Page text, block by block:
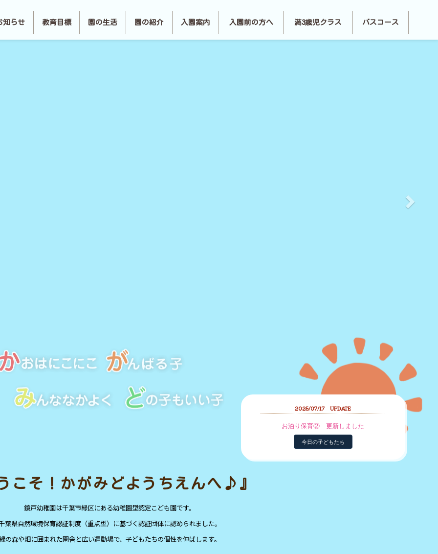
知らせ 教育目標 園の生活 園の紹介 入園案内 入園前の方へ 満3歳児クラス バスコース
2025/07/17 UPDATE
お泊り保育② 更新しました
今日の子どもたち
こそ！かがみどようちえんへ♪』
鏡戸幼稚園は千葉市緑区にある幼稚園型認定こども園です。
葉県自然環境保育認証制度（重点型）に基づく認証団体に認められました。
の森や畑に囲まれた園舎と広い運動場で、子どもたちの個性を伸ばします。